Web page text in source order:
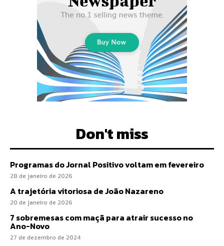
Don't miss
Programas do Jornal Positivo voltam em fevereiro
28 de janeiro de 2026
A trajetória vitoriosa de João Nazareno
20 de janeiro de 2026
7 sobremesas com maçã para atrair sucesso no
Ano-Novo
27 de dezembro de 2024